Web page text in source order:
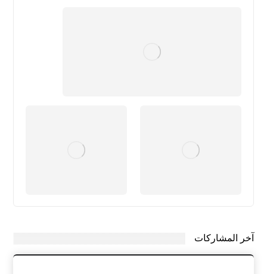
آخر المشاركات